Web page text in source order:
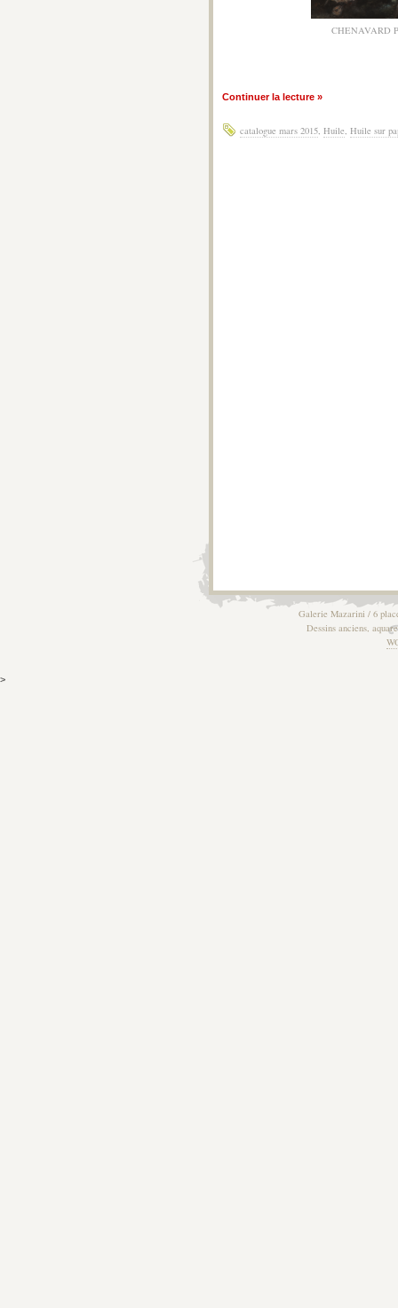
CHENAVARD
Continuer la lecture »
catalogue mars 2015, Huile, Huile sur
Galerie Mazarini / 6
Dessins anciens,
>